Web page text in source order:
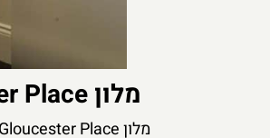
מלון Z Hotel at Gloucester Place